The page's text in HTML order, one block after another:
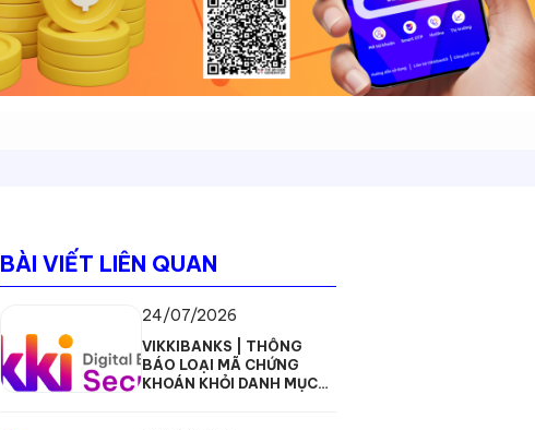
BÀI VIẾT LIÊN QUAN
24/07/2026
VIKKIBANKS | THÔNG
BÁO LOẠI MÃ CHỨNG
KHOÁN KHỎI DANH MỤC